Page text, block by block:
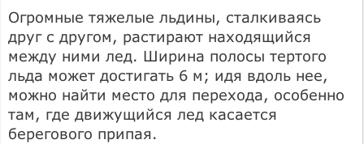
Огромные тяжелые льдины, сталкиваясь
друг с другом, растирают находящийся
между ними лед. Ширина полосы тертого
льда может достигать 6 м; идя вдоль нее,
можно найти место для перехода, особенно
там, где движущийся лед касается
берегового припая.